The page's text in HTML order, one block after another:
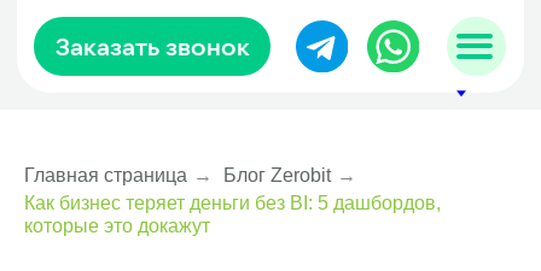
sales@zerobit.kz
Заказать звонок
Главная страница → Блог Zerobit →
Как бизнес теряет деньги без BI: 5 дашбордов,
которые это докажут